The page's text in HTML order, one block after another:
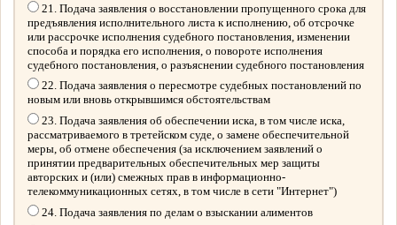
21. Подача заявления о восстановлении пропущенного срока для
предъявления исполнительного листа к исполнению, об отсрочке
или рассрочке исполнения судебного постановления, изменении
способа и порядка его исполнения, о повороте исполнения
судебного постановления, о разъяснении судебного постановления
22. Подача заявления о пересмотре судебных постановлений по
новым или вновь открывшимся обстоятельствам
23. Подача заявления об обеспечении иска, в том числе иска,
рассматриваемого в третейском суде, о замене обеспечительной
меры, об отмене обеспечения (за исключением заявлений о
принятии предварительных обеспечительных мер защиты
авторских и (или) смежных прав в информационно-
телекоммуникационных сетях, в том числе в сети "Интернет")
24. Подача заявления по делам о взыскании алиментов